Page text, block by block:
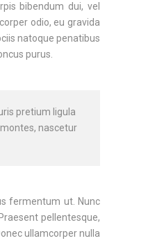
bibendum dui, vel
odio, eu gravida
natoque penatibus
purus.
pretium ligula
nascetur
fermentum ut. Nunc
pellentesque,
ullamcorper nulla